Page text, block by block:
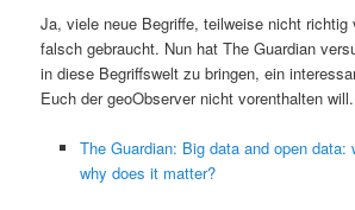
Ja, viele neue Begriffe, teilweise nicht richtig
falsch gebraucht. Nun hat The Guardian
in diese Begriffswelt zu bringen, ein
Euch der geoObserver nicht vorenthalten will.
The Guardian: Big data and open data:
why does it matter?